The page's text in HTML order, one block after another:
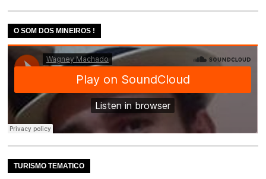
O SOM DOS MINEIROS !
TURISMO TEMATICO